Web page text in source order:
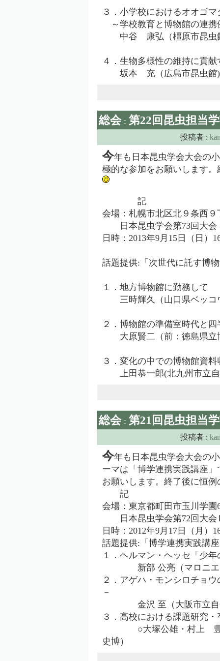
３．小学校におけるオオゴ
～学校教育と博物館の連携
中谷 康弘（橿原市昆虫
４．生物多様性の維持に貢
坂本 充（広島市昆虫館)
総会: 第22回昆虫担当
投稿者 :
今年も日本昆虫学会大会の
極的な参加をお願いします
記
会場：札幌市北区北９条西
日本昆虫学会第73回大会
日時：2013年9月15日（日）
話題提供:「次世代に託す
１．地方博物館に勤務して
三時輝久（山口県ベッコ
２．博物館の準備室時代と
大原賢二（前：徳島県立
３．変化の中での博物館資
上田恭一郎(北九州市立自
総会: 第21回昆虫担当
投稿者 :
今年も日本昆虫学会大会の
ーマは「博学連携実践講座
お願いします。終了後に恒
記
会場：東京都町田市玉川学園
日本昆虫学会第72回大会
日時：2012年9月17日（月）
話題提供:「博学連携実践講
１．ヘルマン・ヘッセ「少
新部 公亮（マロニエ
２．アゲハ・モンシロチョ
－
金沢 至（大阪市立自
３．高校における課題研究
○大塚公雄・村上 豊(大
史博）